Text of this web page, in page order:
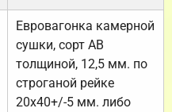
Евровагонка камерной
сушки, сорт АВ
толщиной, 12,5 мм. по
строганой рейке
20х40+/-5 мм. либо